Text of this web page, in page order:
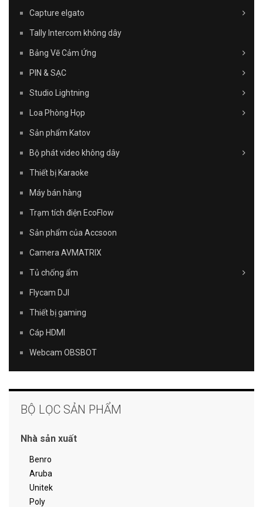
Capture elgato
Tally Intercom không dây
Bảng Vẽ Cảm Ứng
PIN & SẠC
Studio Lightning
Loa Phòng Họp
Sản phẩm Katov
Bộ phát video không dây
Thiết bị Karaoke
Máy bán hàng
Trạm tích điện EcoFlow
Sản phẩm của Accsoon
Camera AVMATRIX
Tủ chống ẩm
Flycam DJI
Thiết bị gaming
Cáp HDMI
Webcam OBSBOT
BỘ LỌC SẢN PHẨM
Nhà sản xuất
Benro
Aruba
Unitek
Poly